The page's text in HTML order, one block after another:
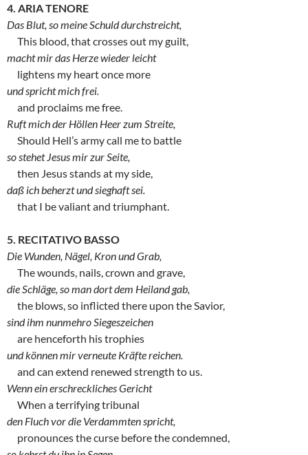
4. ARIA TENORE
Das Blut, so meine Schuld durchstreicht,
This blood, that crosses out my guilt,
macht mir das Herze wieder leicht
lightens my heart once more
und spricht mich frei.
and proclaims me free.
Ruft mich der Höllen Heer zum Streite,
Should Hell’s army call me to battle
so stehet Jesus mir zur Seite,
then Jesus stands at my side,
daß ich beherzt und sieghaft sei.
that I be valiant and triumphant.
5. RECITATIVO BASSO
Die Wunden, Nägel, Kron und Grab,
The wounds, nails, crown and grave,
die Schläge, so man dort dem Heiland gab,
the blows, so inflicted there upon the Savior,
sind ihm nunmehro Siegeszeichen
are henceforth his trophies
und können mir verneute Kräfte reichen.
and can extend renewed strength to us.
Wenn ein erschreckliches Gericht
When a terrifying tribunal
den Fluch vor die Verdammten spricht,
pronounces the curse before the condemned,